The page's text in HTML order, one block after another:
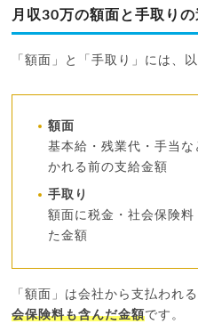
月収30万の額面と手取りの
「額面」と「手取り」には、
額面
基本給・残業代・手当な
かれる前の支給金額
手取り
額面に税金・社会保険
た金額
「額面」は会社から支払われ
会保険料も含んだ金額です。